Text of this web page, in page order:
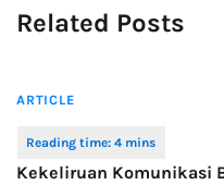
Related Posts
ARTICLE
Kekeliruan Komunikasi